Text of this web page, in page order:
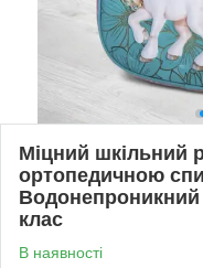
Міцний шкільний
ортопедичною
клас
В наявності